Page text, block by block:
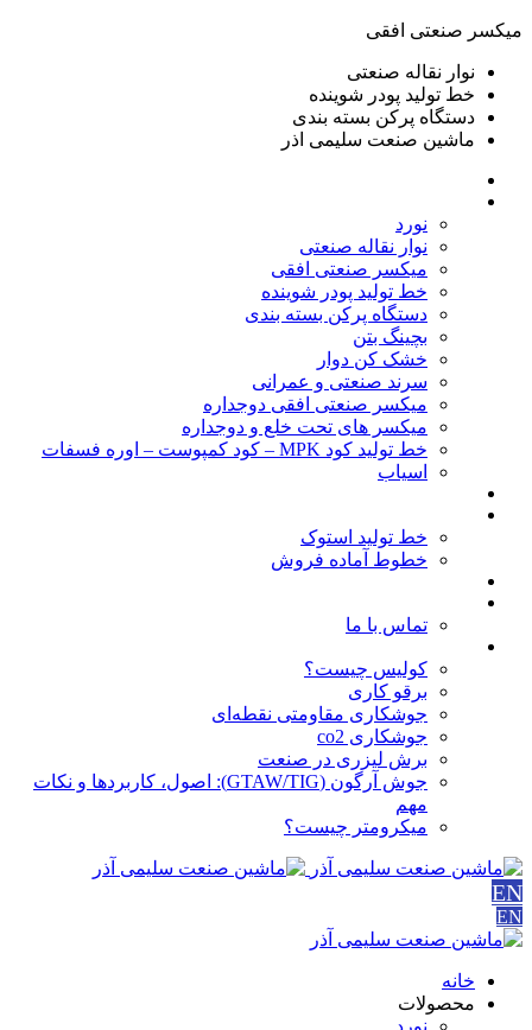
ميكسر صنعتی افقی
نوار نقاله صنعتی
خط تولید پودر شوينده
دستگاه پرکن بسته بندی
ماشين صنعت سليمی اذر
نورد
نوار نقاله صنعتی
ميكسر صنعتی افقی
خط تولید پودر شوينده
دستگاه پرکن بسته بندی
بچينگ بتن
خشک کن دوار
سرند صنعتی و عمرانی
میکسر صنعتی افقی دوجداره
میکسر های تحت خلع و دوجداره
خط تولید کود MPK – کود کمپوست – اوره فسفات
اسیاب
خط تولید استوک
خطوط آماده فروش
تماس با ما
کولیس چیست؟
برقو کاری
جوشکاری مقاومتی نقطه‌ای
جوشکاری co2
برش لیزری در صنعت
جوش آرگون (GTAW/TIG): اصول، کاربردها و نکات
مهم
میکرومتر چیست؟
EN
EN
خانه
محصولات
نورد